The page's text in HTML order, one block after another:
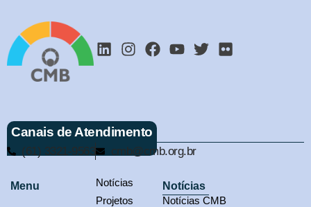
Canais de Atendimento
(61) 3321-9563 cmb@cmb.org.br
Menu
Notícias
Projetos
Notícias
Notícias CMB